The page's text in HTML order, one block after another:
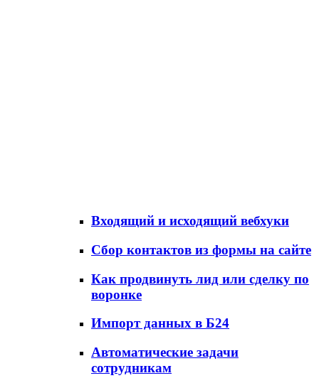
Входящий и исходящий вебхуки
Сбор контактов из формы на сайте
Как продвинуть лид или сделку по
воронке
Импорт данных в Б24
Автоматические задачи
сотрудникам